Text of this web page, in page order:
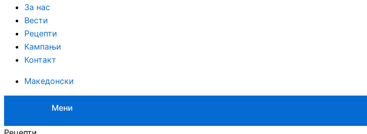
За нас
Вести
Рецепти
Кампањи
Контакт
Македонски
Мени